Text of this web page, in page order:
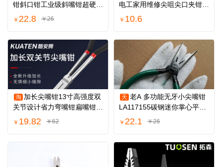
钳斜口钳工业级斜嘴钳超硬电
工专用钳子
￥ 22.8 ￥26
电工家用维修尖咀尖口夹钳子
DL2108 06
￥ 10.6
淘 加长尖嘴钳13寸高强度双
关节设计省力弯嘴钳扁嘴钳夹
持钳火花塞钳
￥ 19.82 ￥62
天 老A 多功能无牙小尖嘴钳
LA117155碳钢迷你掌心平口
尖咀钳子包邮
￥ 22.1 ￥26